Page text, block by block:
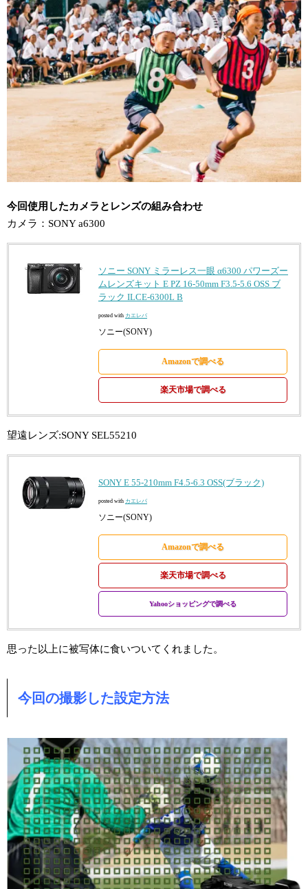
今回使用したカメラとレンズの組み合わせ
カメラ：SONY a6300
ソニー SONY ミラーレス一眼 α6300 パワーズー
ムレンズキット E PZ 16-50mm F3.5-5.6 OSS ブ
ラック ILCE-6300L B
posted with カエレバ
ソニー(SONY)
Amazonで調べる
楽天市場で調べる
望遠レンズ:SONY SEL55210
SONY E 55-210mm F4.5-6.3 OSS(ブラック)
posted with カエレバ
ソニー(SONY)
Amazonで調べる
楽天市場で調べる
Yahooショッピングで調べる
思った以上に被写体に食いついてくれました。
今回の撮影した設定方法